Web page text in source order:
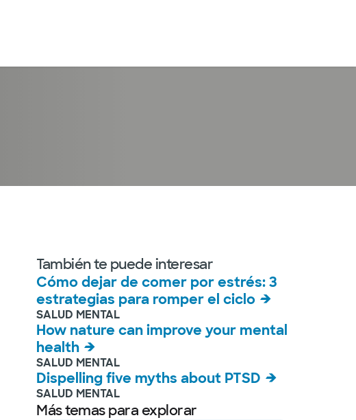
También te puede interesar
Cómo dejar de comer por estrés: 3
estrategias para romper el ciclo
SALUD MENTAL
How nature can improve your mental
health
SALUD MENTAL
Dispelling five myths about PTSD
SALUD MENTAL
Más temas para explorar